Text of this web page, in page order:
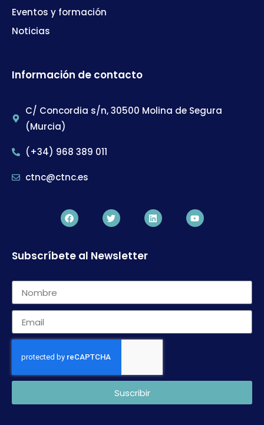
Eventos y formación
Noticias
Información de contacto
C/ Concordia s/n, 30500 Molina de Segura
(Murcia)
(+34) 968 389 011
ctnc@ctnc.es
Subscríbete al Newsletter
Suscribir